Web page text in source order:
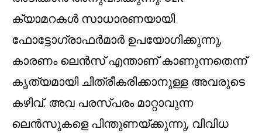
ക്യാമറകൾ സാധാരണയായി
ഫോട്ടോഗ്രാഫർമാർ ഉപയോഗിക്കുന്നു,
കാരണം ലെൻസ് എന്താണ് കാണുന്നതെന്ന്
കൃത്യമായി ചിത്രീകരിക്കാനുള്ള അവരുടെ
കഴിവ്. അവ പരസ്പരം മാറ്റാവുന്ന
ലെൻസുകളെ പിന്തുണയ്ക്കുന്നു, വിവിധ